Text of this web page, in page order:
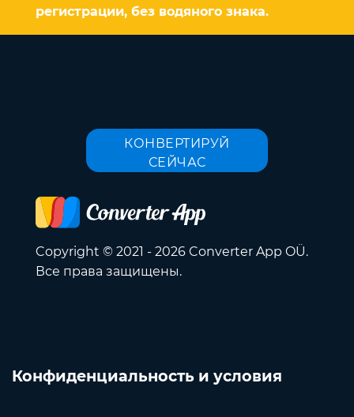
регистрации, без водяного знака.
КОНВЕРТИРУЙ
СЕЙЧАС
Copyright © 2021 - 2026 Converter App OÜ.
Все права защищены.
Конфиденциальность и условия